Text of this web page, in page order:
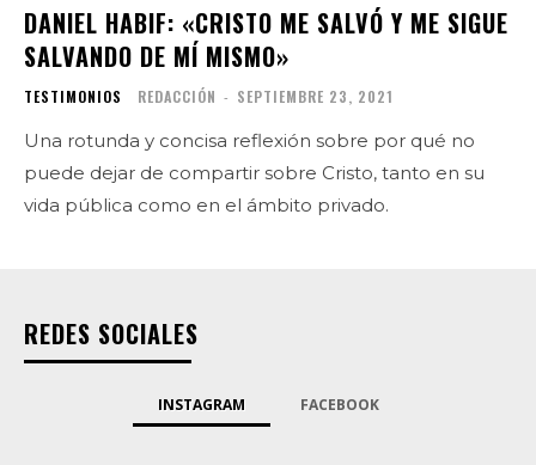
DANIEL HABIF: «CRISTO ME SALVÓ Y ME SIGUE
SALVANDO DE MÍ MISMO»
TESTIMONIOS REDACCIÓN - SEPTIEMBRE 23, 2021
Una rotunda y concisa reflexión sobre por qué no
puede dejar de compartir sobre Cristo, tanto en su
vida pública como en el ámbito privado.
REDES SOCIALES
INSTAGRAM FACEBOOK